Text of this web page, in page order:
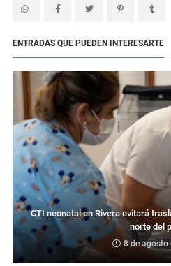
ENTRADAS QUE PUEDEN INTERESARTE
CTI neonatal en Rivera evitará
norte del
8 de agosto